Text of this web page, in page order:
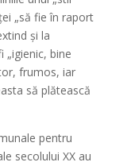
„să fie în raport
și la
„igienic, bine
frumos, iar
să plătească
pentru
secolului XX au